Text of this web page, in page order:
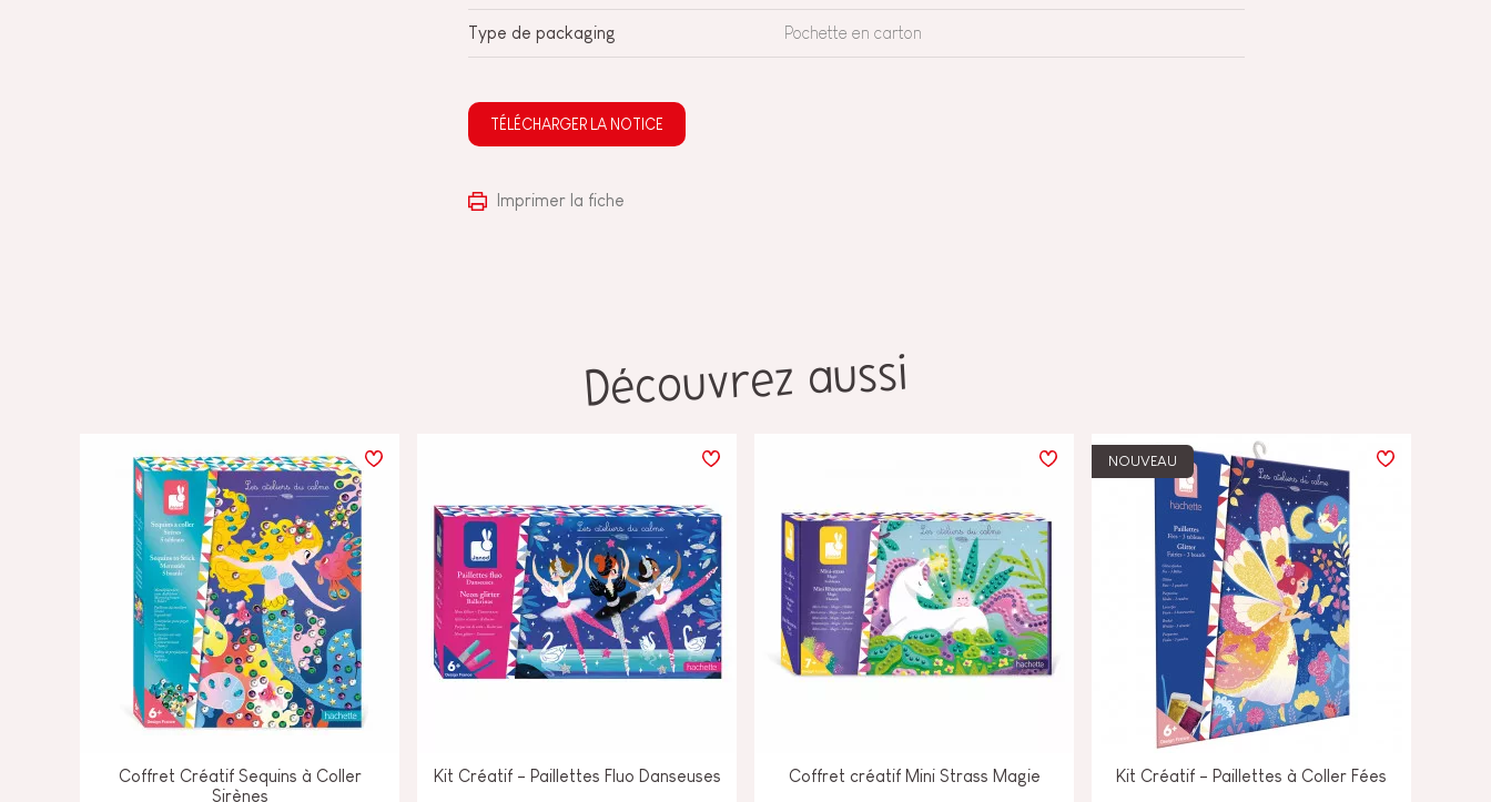
Type de packaging Pochette en carton
TÉLÉCHARGER LA NOTICE
Imprimer la fiche
Découvrez aussi
Coffret Créatif Sequins à Coller
Sirènes
Kit Créatif - Paillettes Fluo Danseuses Coffret créatif Mini Strass Magie
NOUVEAU
Kit Créatif - Paillettes à Coller Fées